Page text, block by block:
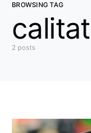
BROWSING TAG
2 posts